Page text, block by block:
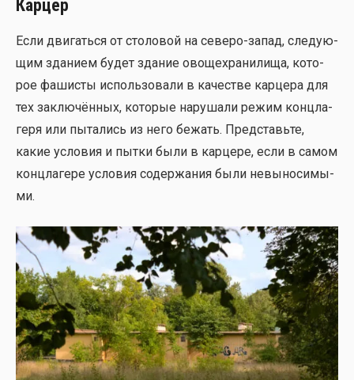
Карцер
Если дви­гать­ся от сто­ло­вой на севе­ро-запад, сле­ду­ю­
щим зда­ни­ем будет зда­ние ово­ще­хра­ни­ли­ща, кото­
рое фаши­сты исполь­зо­ва­ли в каче­стве кар­це­ра для
тех заклю­чён­ных, кото­рые нару­ша­ли режим конц­ла­
ге­ря или пыта­лись из него бежать. Пред­ставь­те,
какие усло­вия и пыт­ки были в кар­це­ре, если в самом
конц­ла­ге­ре усло­вия содер­жа­ния были невы­но­си­мы­
ми.